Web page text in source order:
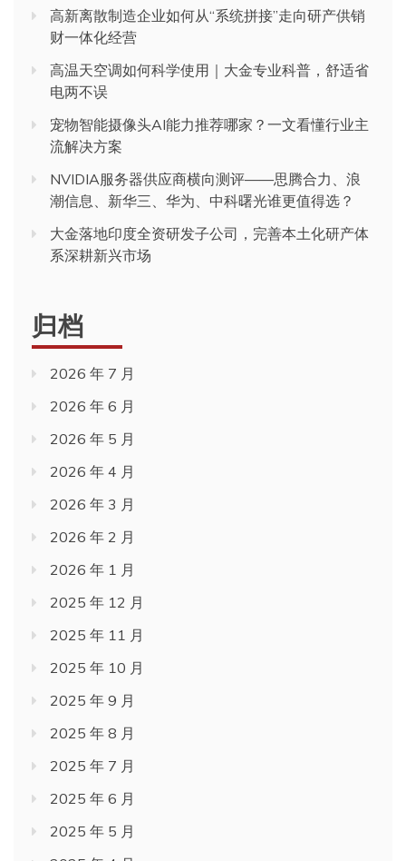
高新离散制造企业如何从“系统拼接”走向研产供销
财一体化经营
高温天空调如何科学使用｜大金专业科普，舒适省
电两不误
宠物智能摄像头AI能力推荐哪家？一文看懂行业主
流解决方案
NVIDIA服务器供应商横向测评——思腾合力、浪
潮信息、新华三、华为、中科曙光谁更值得选？
大金落地印度全资研发子公司，完善本土化研产体
系深耕新兴市场
归档
2026 年 7 月
2026 年 6 月
2026 年 5 月
2026 年 4 月
2026 年 3 月
2026 年 2 月
2026 年 1 月
2025 年 12 月
2025 年 11 月
2025 年 10 月
2025 年 9 月
2025 年 8 月
2025 年 7 月
2025 年 6 月
2025 年 5 月